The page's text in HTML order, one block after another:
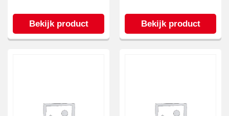
Bekijk product Bekijk product